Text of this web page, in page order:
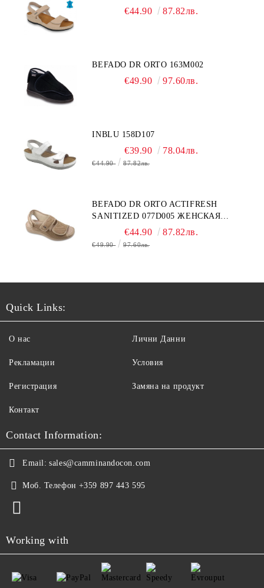
€44.90 87.82лв.
BEFADO DR ORTO 163M002
€49.90 97.60лв.
INBLU 158D107
€39.90 78.04лв.
€44.90 87.82лв.
BEFADO DR ORTO ACTIFRESH
SANITIZED 077D005 ЖЕНСКАЯ
€44.90 87.82лв.
€49.90 97.60лв.
Quick Links:
О нас
Рекламации
Регистрация
Контакт
Лични Данни
Условия
Замяна на продукт
Contact Information:
Email: sales@camminandocon.com
Моб. Телефон +359 897 443 595
Working with